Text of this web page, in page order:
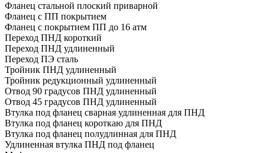
Фланец стальной плоский приварной
Фланец с ПП покрытием
Фланец с покрытием ПП до 16 атм
Переход ПНД короткий
Переход ПНД удлиненный
Переход ПЭ сталь
Тройник ПНД удлиненный
Тройник редукционный удлиненный
Отвод 90 градусов ПНД удлиненный
Отвод 45 градусов ПНД удлиненный
Втулка под фланец сварная удлиненная для ПНД
Втулка под фланец короткаю для ПНД
Втулка под фланец полудлинная для ПНД
Удлиненная втулка ПНД под фланец